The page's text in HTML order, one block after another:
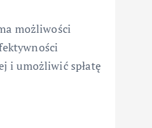
możliwości
i umożliwić spłatę